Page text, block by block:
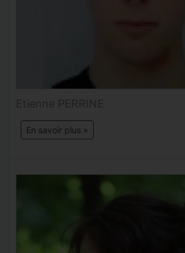
Etienne PERRINE
En savoir plus »